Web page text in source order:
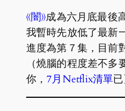
《闇》成為六月底最後
我暫時先放低了最新
進度為第７集，目前
（燒腦的程度差不
你，7月Netflix清單已